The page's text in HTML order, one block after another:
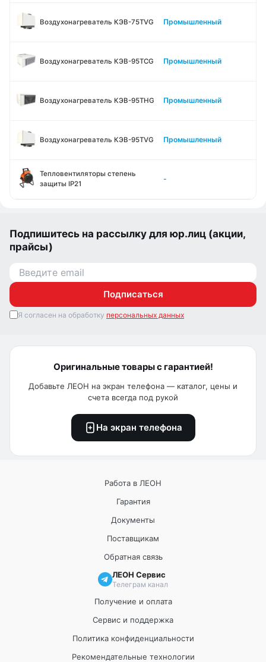
Воздухонагреватель КЭВ-75TVG Промышленный
Воздухонагреватель КЭВ-95TСG Промышленный
Воздухонагреватель КЭВ-95THG Промышленный
Воздухонагреватель КЭВ-95TVG Промышленный
Тепловентиляторы степень
защиты IP21
-
Подпишитесь на рассылку для юр.лиц (акции,
прайсы)
Подписаться
Я согласен на обработку персональных данных
Оригинальные товары с гарантией!
Добавьте ЛЕОН на экран телефона — каталог, цены и
счета всегда под рукой
На экран телефона
Работа в ЛЕОН
Гарантия
Документы
Поставщикам
Обратная связь
ЛЕОН Сервис
Телеграм канал
Получение и оплата
Сервис и поддержка
Политика конфиденциальности
Рекомендательные технологии